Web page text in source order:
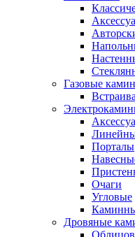
Газовые
Порталы
Очаги
Угловые
Дровяные